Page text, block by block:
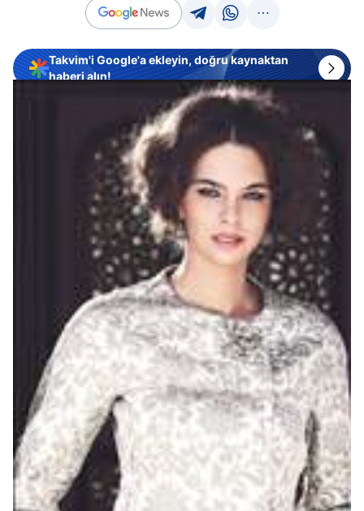
Takvim'i Google'a ekleyin, doğru kaynaktan
haberi alın!